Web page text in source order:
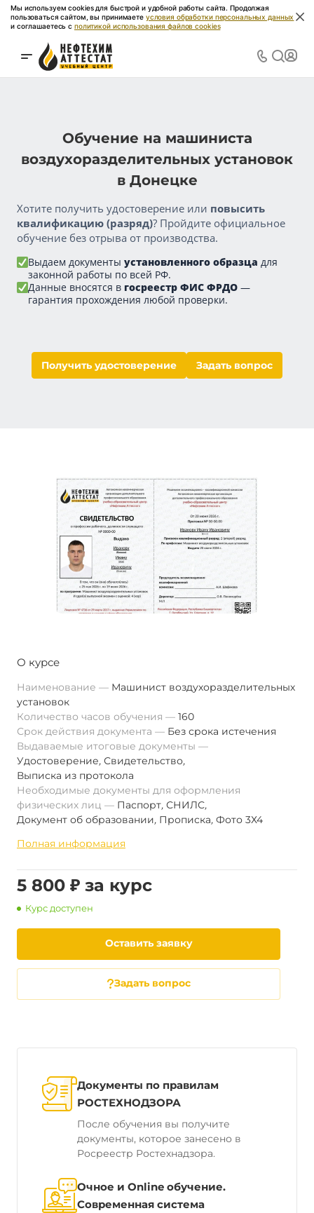
Мы используем cookies для быстрой и удобной работы сайта. Продолжая
пользоваться сайтом, вы принимаете условия обработки персональных данных
и соглашаетесь с политикой использования файлов cookies
Обучение на машиниста
воздухоразделительных установок
в Донецке
Хотите получить удостоверение или повысить
квалификацию (разряд)? Пройдите официальное
обучение без отрыва от производства.
Выдаем документы установленного образца для
законной работы по всей РФ.
Данные вносятся в госреестр ФИС ФРДО —
гарантия прохождения любой проверки.
Получить удостоверение Задать вопрос
О курсе
Наименование
Машинист воздухоразделительных
установок
Количество часов обучения
160
Срок действия документа
Без срока истечения
Выдаваемые итоговые документы
Удостоверение, Свидетельство,
Выписка из протокола
Необходимые документы для оформления
физических лиц
Паспорт, СНИЛС,
Документ об образовании, Прописка, Фото 3Х4
Полная информация
5 800 ₽ за курс
Курс доступен
Оставить заявку
Задать вопрос
Документы по правилам
РОСТЕХНОДЗОРА
После обучения вы получите
документы, которое занесено в
Росреестр Ростехнадзора.
Очное и Online обучение.
Современная система